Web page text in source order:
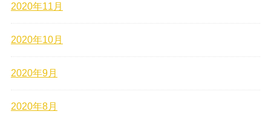
2020年11月
2020年10月
2020年9月
2020年8月